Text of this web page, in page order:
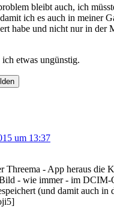
bleibt auch, ich
ich es auch in meiner
habe und nicht nur in der
etwas ungünstig.
um 13:37
Threema - App heraus die
- wie immer - im DCIM-
(und damit auch in